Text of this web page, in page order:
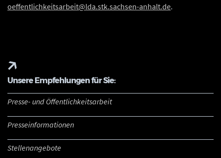
oeffentlichkeitsarbeit@lda.stk.sachsen-anhalt.de.
Unsere Empfehlungen für Sie:
Presse- und Öffentlichkeitsarbeit
Presseinformationen
Stellenangebote